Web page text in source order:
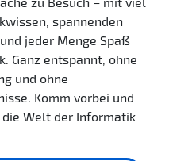
spannenden
jeder Menge Spaß
Ganz entspannt, ohne
und ohne
Komm vorbei und
Welt der Informatik